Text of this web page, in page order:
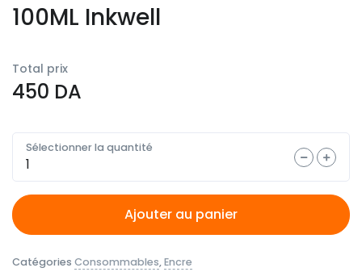
100ML Inkwell
Total prix
450 DA
Sélectionner la quantité
Quantité
Ajouter au panier
Catégories Consommables,Encre